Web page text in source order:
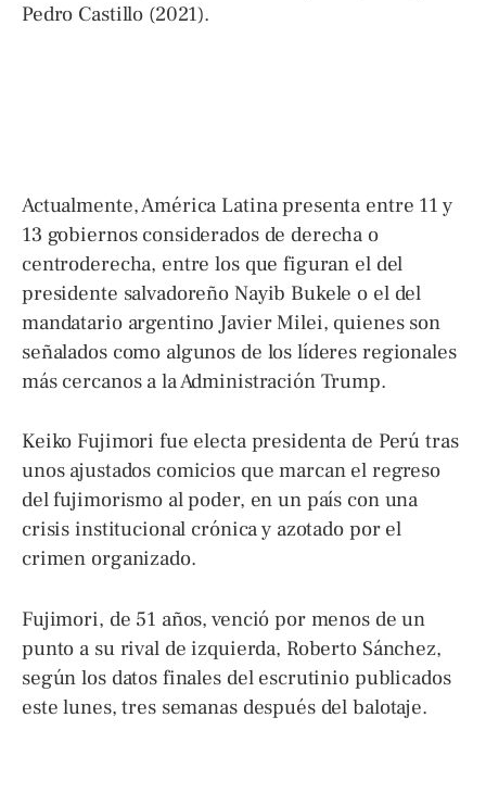
Pedro Castillo (2021).
Actualmente, América Latina presenta entre 11 y
13 gobiernos considerados de derecha o
centroderecha, entre los que figuran el del
presidente salvadoreño Nayib Bukele o el del
mandatario argentino Javier Milei, quienes son
señalados como algunos de los líderes regionales
más cercanos a la Administración Trump.
Keiko Fujimori fue electa presidenta de Perú tras
unos ajustados comicios que marcan el regreso
del fujimorismo al poder, en un país con una
crisis institucional crónica y azotado por el
crimen organizado.
Fujimori, de 51 años, venció por menos de un
punto a su rival de izquierda, Roberto Sánchez,
según los datos finales del escrutinio publicados
este lunes, tres semanas después del balotaje.